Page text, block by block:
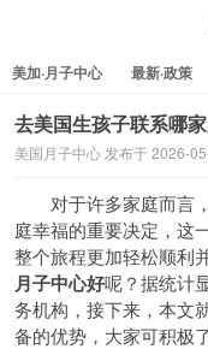
美加·月子中心 最新·政策
热门·文章
所有·文章
去美国生孩子联系哪
美国月子中心 发布于 2026-
对于许多家庭而言
庭幸福的重要决定，这
整个旅程更加轻松顺利
月子中心好呢？据统计
务机构，接下来，本文
备的优势，大家可积极